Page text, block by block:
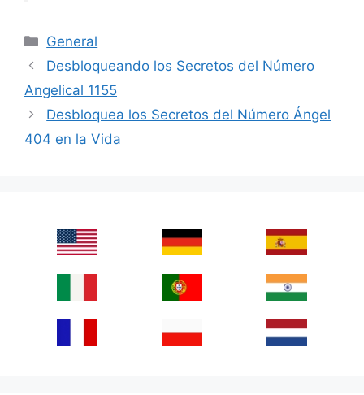
Categories
General
Desbloqueando los Secretos del Número
Angelical 1155
Desbloquea los Secretos del Número Ángel
404 en la Vida